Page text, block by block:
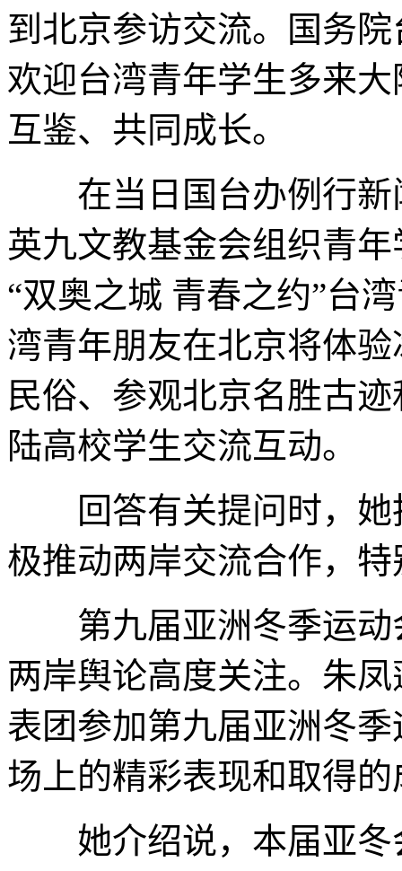
到北京参访交流。国务
欢迎台湾青年学生多来
互鉴、共同成长。
在当日国台办例行新
英九文教基金会组织青
“双奥之城 青春之约”台
湾青年朋友在北京将体
民俗、参观北京名胜古
陆高校学生交流互动。
回答有关提问时，她
极推动两岸交流合作，
第九届亚洲冬季运动
两岸舆论高度关注。朱
表团参加第九届亚洲冬
场上的精彩表现和取得
她介绍说，本届亚冬